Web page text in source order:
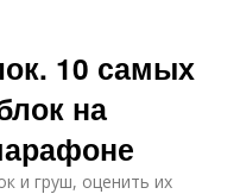
10 самых
на
и груш, оценить их